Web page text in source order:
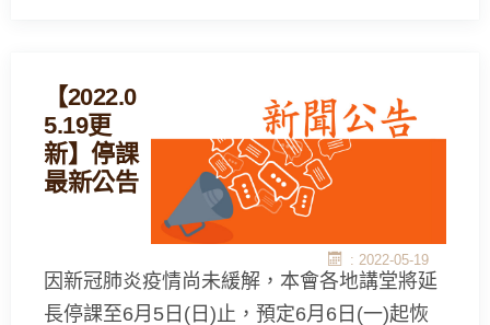
【2022.0
5.19更
新】停課
最新公告
: 2022-05-19
因新冠肺炎疫情尚未緩解，本會各地講堂將延
長停課至6月5日(日)止，預定6月6日(一)起恢